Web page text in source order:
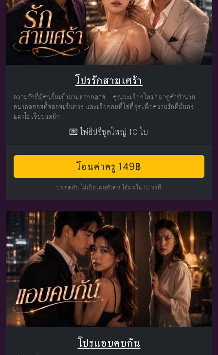
โปรรักสามเศร้า
ความรักที่มีคนอื่นเข้ามาแทรกกลาง... คุณจะเลือกใคร? มาดูคำทำนาย
อนาคตของทั้งสองเส้นทาง และเลือกคนที่ใช่ที่สุดเพื่อความรักที่มั่นคง
และไม่เจ็บปวดอีก
💌 ไพ่ยิปซีชุดใหญ่ 10 ใบ
โอนค่าครู 149฿
ปลอดภัย ไม่เปิดเผยตัวตน ได้ผลใน 10 นาที
โปรแอบคบกัน